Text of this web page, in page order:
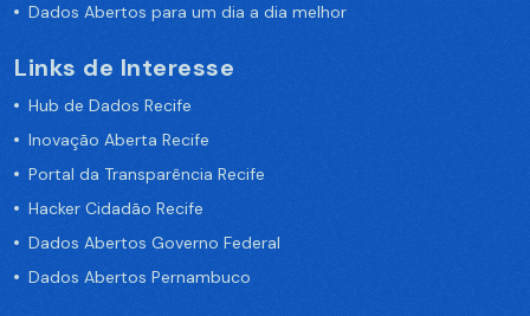
Dados Abertos para um dia a dia melhor
Links de Interesse
Hub de Dados Recife
Inovação Aberta Recife
Portal da Transparência Recife
Hacker Cidadão Recife
Dados Abertos Governo Federal
Dados Abertos Pernambuco